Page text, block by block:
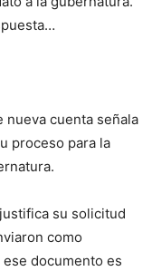
cuenta señala
proceso para la
su solicitud
como
documento es